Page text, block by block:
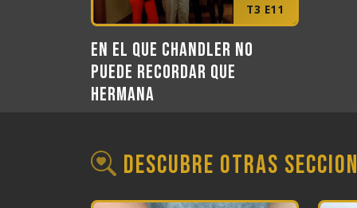
T3 E11
En el que Chandler no
puede recordar que
hermana
Descubre otras